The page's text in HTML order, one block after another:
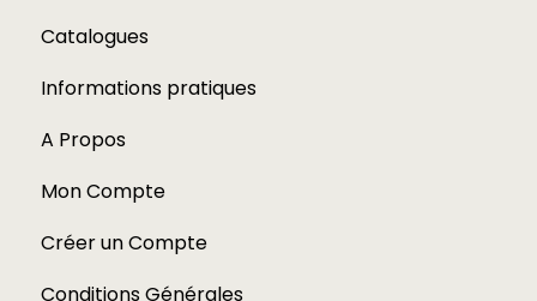
Catalogues
Informations pratiques
A Propos
Mon Compte
Créer un Compte
Conditions Générales